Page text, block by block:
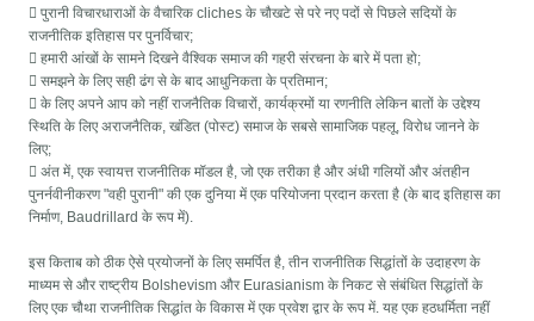
 पुरानी विचारधाराओं के वैचारिक cliches के चौखटे से परे नए पदों से पिछले सदियों के
राजनीतिक इतिहास पर पुनर्विचार;
 हमारी आंखों के सामने दिखने वैश्विक समाज की गहरी संरचना के बारे में पता हो;
 समझने के लिए सही ढंग से के बाद आधुनिकता के प्रतिमान;
 के लिए अपने आप को नहीं राजनैतिक विचारों, कार्यक्रमों या रणनीति लेकिन बातों के उद्देश्य
स्थिति के लिए अराजनैतिक, खंडित (पोस्ट) समाज के सबसे सामाजिक पहलू, विरोध जानने के
लिए;
 अंत में, एक स्वायत्त राजनीतिक मॉडल है, जो एक तरीका है और अंधी गलियों और अंतहीन
पुनर्नवीनीकरण "वही पुरानी" की एक दुनिया में एक परियोजना प्रदान करता है (के बाद इतिहास का
निर्माण, Baudrillard के रूप में).
इस किताब को ठीक ऐसे प्रयोजनों के लिए समर्पित है, तीन राजनीतिक सिद्धांतों के उदाहरण के
माध्यम से और राष्ट्रीय Bolshevism और Eurasianism के निकट से संबंधित सिद्धांतों के
लिए एक चौथा राजनीतिक सिद्धांत के विकास में एक प्रवेश द्वार के रूप में. यह एक हठधर्मिता नहीं